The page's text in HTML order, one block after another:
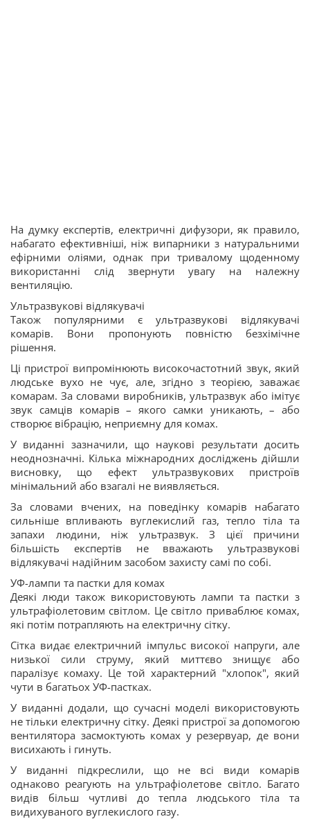
На думку експертів, електричні дифузори, як правило,
набагато ефективніші, ніж випарники з натуральними
ефірними оліями, однак при тривалому щоденному
використанні слід звернути увагу на належну
вентиляцію.
Ультразвукові відлякувачі
Також популярними є ультразвукові відлякувачі
комарів. Вони пропонують повністю безхімічне
рішення.
Ці пристрої випромінюють високочастотний звук, який
людське вухо не чує, але, згідно з теорією, заважає
комарам. За словами виробників, ультразвук або імітує
звук самців комарів – якого самки уникають, – або
створює вібрацію, неприємну для комах.
У виданні зазначили, що наукові результати досить
неоднозначні. Кілька міжнародних досліджень дійшли
висновку, що ефект ультразвукових пристроїв
мінімальний або взагалі не виявляється.
За словами вчених, на поведінку комарів набагато
сильніше впливають вуглекислий газ, тепло тіла та
запахи людини, ніж ультразвук. З цієї причини
більшість експертів не вважають ультразвукові
відлякувачі надійним засобом захисту самі по собі.
УФ-лампи та пастки для комах
Деякі люди також використовують лампи та пастки з
ультрафіолетовим світлом. Це світло приваблює комах,
які потім потрапляють на електричну сітку.
Сітка видає електричний імпульс високої напруги, але
низької сили струму, який миттєво знищує або
паралізує комаху. Це той характерний "хлопок", який
чути в багатьох УФ-пастках.
У виданні додали, що сучасні моделі використовують
не тільки електричну сітку. Деякі пристрої за допомогою
вентилятора засмоктують комах у резервуар, де вони
висихають і гинуть.
У виданні підкреслили, що не всі види комарів
однаково реагують на ультрафіолетове світло. Багато
видів більш чутливі до тепла людського тіла та
видихуваного вуглекислого газу.